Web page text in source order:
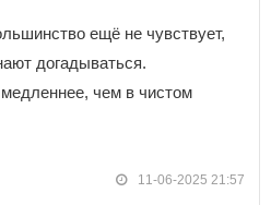
ещё не чувствует,
догадываться.
чем в чистом
11-06-2025 21:57